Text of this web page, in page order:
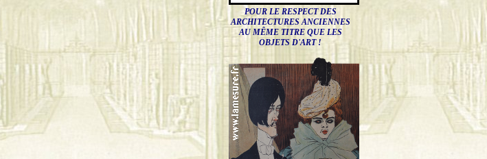
POUR LE RESPECT DES
ARCHITECTURES ANCIENNES
AU MÊME TITRE QUE LES
OBJETS D'ART !